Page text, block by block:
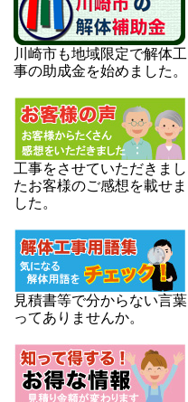
川崎市も地域限定で解体工
事の助成金を始めました。
工事をさせていただきまし
たお客様のご感想を載せま
した。
見積書等で分からない言葉
ってありませんか。